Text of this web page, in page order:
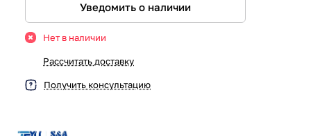
Уведомить о наличии
Нет в наличии
Рассчитать доставку
Получить консультацию